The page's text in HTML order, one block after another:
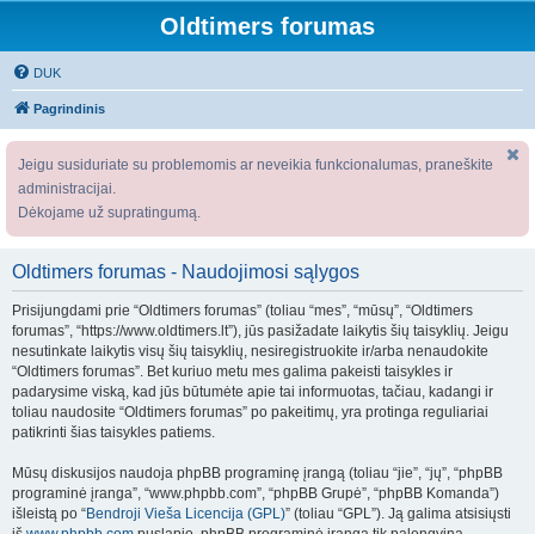
Oldtimers forumas
DUK
Pagrindinis
Jeigu susiduriate su problemomis ar neveikia funkcionalumas, praneškite
administracijai.
Dėkojame už supratingumą.
Oldtimers forumas - Naudojimosi sąlygos
Prisijungdami prie “Oldtimers forumas” (toliau “mes”, “mūsų”, “Oldtimers
forumas”, “https://www.oldtimers.lt”), jūs pasižadate laikytis šių taisyklių. Jeigu
nesutinkate laikytis visų šių taisyklių, nesiregistruokite ir/arba nenaudokite
“Oldtimers forumas”. Bet kuriuo metu mes galima pakeisti taisykles ir
padarysime viską, kad jūs būtumėte apie tai informuotas, tačiau, kadangi ir
toliau naudosite “Oldtimers forumas” po pakeitimų, yra protinga reguliariai
patikrinti šias taisykles patiems.
Mūsų diskusijos naudoja phpBB programinę įrangą (toliau “jie”, “jų”, “phpBB
programinė įranga”, “www.phpbb.com”, “phpBB Grupė”, “phpBB Komanda”)
išleistą po “Bendroji Vieša Licencija (GPL)” (toliau “GPL”). Ją galima atsisiųsti